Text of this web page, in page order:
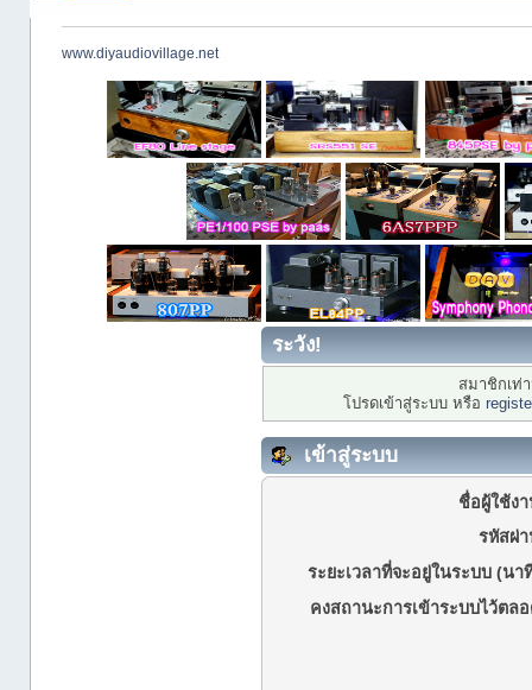
www.diyaudiovillage.net
ระวัง!
สมาชิกเท่
โปรดเข้าสู่ระบบ หรือ
เข้าสู่ระบบ
ชื่อผู้ใช้ง
รหัสผ่
ระยะเวลาที่จะอยู่ในระบบ (นา
คงสถานะการเข้าระบบไว้ตล